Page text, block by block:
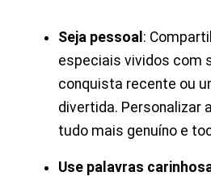
Seja pessoal :
especiais vividos com
conquista recente ou
divertida. Personalizar
tudo mais genuíno e
Use palavras